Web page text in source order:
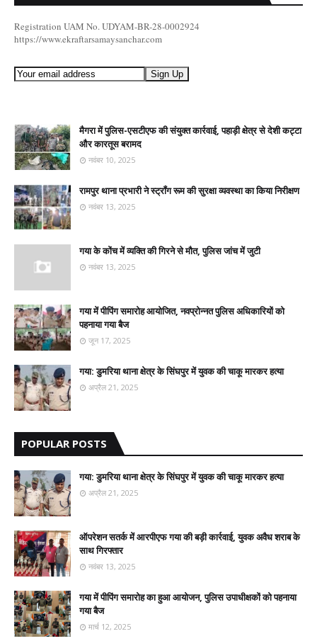
Registration UAM No. UDYAM-BR-28-0002924
https://www.ekraftarsamaysanchar.com
मैगरा में पुलिस-एसटीएफ की संयुक्त कार्रवाई, पहाड़ी क्षेत्र से देशी कट्टा
और कारतूस बरामद
नवंबर 10, 2025
रामपुर थाना प्रभारी ने स्ट्रॉंग रूम की सुरक्षा व्यवस्था का किया निरीक्षण
नवंबर 13, 2025
गया के कोंच में व्यक्ति की गिरने से मौत, पुलिस जांच में जुटी
नवंबर 13, 2025
गया में पीपिंग समारोह आयोजित, नवप्रोन्नत पुलिस अधिकारियों को
पहनाया गया बैज
जून 17, 2025
गया: डुमरिया थाना क्षेत्र के सिंघपुर में युवक की चाकू मारकर हत्या
अप्रैल 21, 2025
POPULAR POSTS
गया: डुमरिया थाना क्षेत्र के सिंघपुर में युवक की चाकू मारकर हत्या
अप्रैल 21, 2025
ऑपरेशन सतर्क में आरपीएफ गया की बड़ी कार्रवाई, युवक अवैध शराब के
साथ गिरफ्तार
नवंबर 13, 2025
गया में पीपिंग समारोह का हुआ आयोजन, पुलिस उपाधीक्षकों को पहनाया
गया बैज
मार्च 12, 2025